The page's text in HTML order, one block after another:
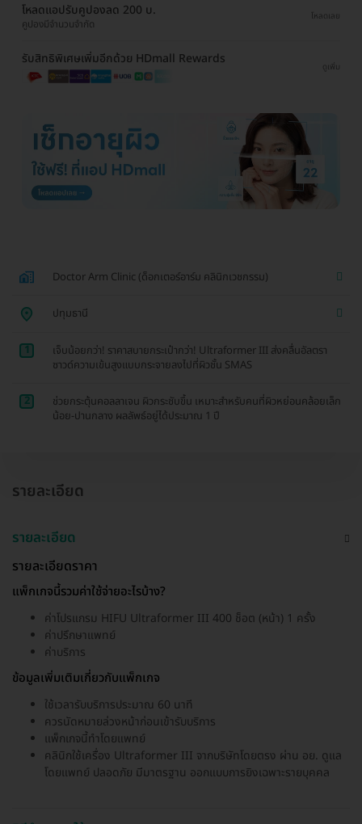
โหลดแอปรับคูปองลด 200 บ.
คูปองมีจำนวนจำกัด
โหลดเลย
รับสิทธิพิเศษเพิ่มอีกด้วย HDmall Rewards
ดูเพิ่ม
Doctor Arm Clinic (ด็อกเตอร์อาร์ม คลินิกเวชกรรม)
ปทุมธานี
1
เจ็บน้อยกว่า! ราคาสบายกระเป๋ากว่า! Ultraformer III ส่งคลื่นอัลตรา
ซาวด์ความเข้นสูงแบบกระจายลงไปที่ผิวชั้น SMAS
2
ช่วยกระตุ้นคอลลาเจน ผิวกระชับขึ้น เหมาะสำหรับคนที่ผิวหย่อนคล้อยเล็ก
น้อย-ปานกลาง ผลลัพธ์อยู่ได้ประมาณ 1 ปี
รายละเอียด
รายละเอียด
รายละเอียดราคา
แพ็กเกจนี้รวมค่าใช้จ่ายอะไรบ้าง?
ค่าโปรแกรม HIFU Ultraformer III 400 ช็อต (หน้า) 1 ครั้ง
ค่าปรึกษาแพทย์
ค่าบริการ
ข้อมูลเพิ่มเติมเกี่ยวกับแพ็กเกจ
ใช้เวลารับบริการประมาณ 60 นาที
ควรนัดหมายล่วงหน้าก่อนเข้ารับบริการ
แพ็กเกจนี้ทำโดยแพทย์
คลินิกใช้เครื่อง Ultraformer III จากบริษัทโดยตรง ผ่าน อย. ดูแล
โดยแพทย์ ปลอดภัย มีมาตรฐาน ออกแบบการยิงเฉพาะรายบุคคล